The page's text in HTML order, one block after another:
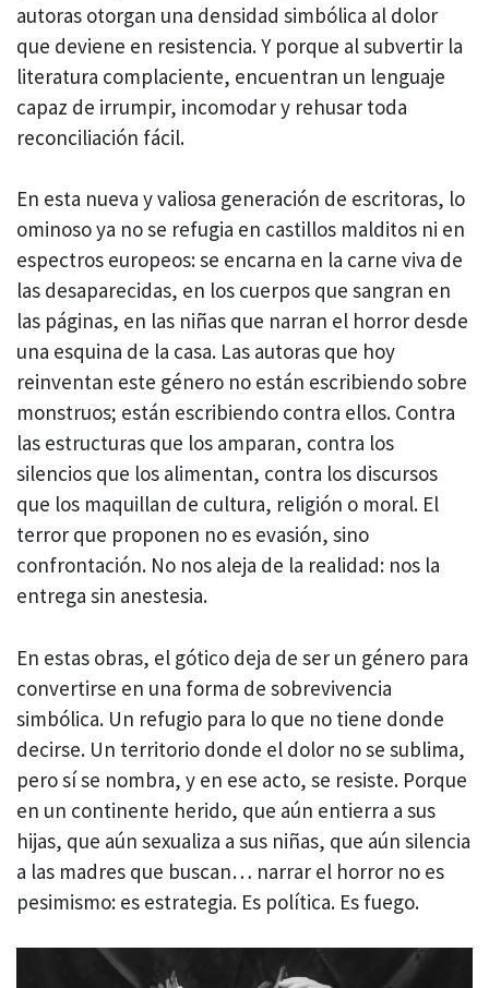
autoras otorgan una densidad simbólica al dolor
que deviene en resistencia. Y porque al subvertir la
literatura complaciente, encuentran un lenguaje
capaz de irrumpir, incomodar y rehusar toda
reconciliación fácil.
En esta nueva y valiosa generación de escritoras, lo
ominoso ya no se refugia en castillos malditos ni en
espectros europeos: se encarna en la carne viva de
las desaparecidas, en los cuerpos que sangran en
las páginas, en las niñas que narran el horror desde
una esquina de la casa. Las autoras que hoy
reinventan este género no están escribiendo sobre
monstruos; están escribiendo contra ellos. Contra
las estructuras que los amparan, contra los
silencios que los alimentan, contra los discursos
que los maquillan de cultura, religión o moral. El
terror que proponen no es evasión, sino
confrontación. No nos aleja de la realidad: nos la
entrega sin anestesia.
En estas obras, el gótico deja de ser un género para
convertirse en una forma de sobrevivencia
simbólica. Un refugio para lo que no tiene donde
decirse. Un territorio donde el dolor no se sublima,
pero sí se nombra, y en ese acto, se resiste. Porque
en un continente herido, que aún entierra a sus
hijas, que aún sexualiza a sus niñas, que aún silencia
a las madres que buscan… narrar el horror no es
pesimismo: es estrategia. Es política. Es fuego.